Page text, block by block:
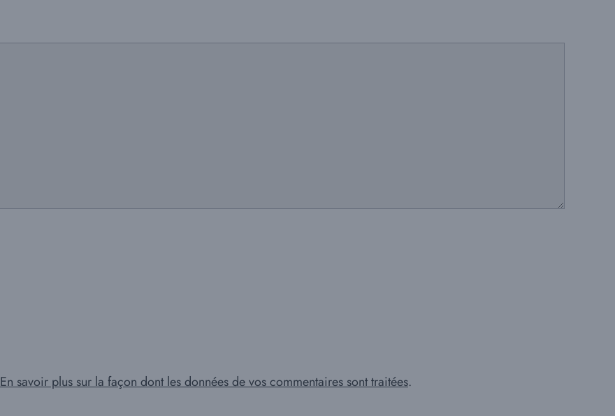
En savoir plus sur la façon dont les données de vos commentaires sont traitées.